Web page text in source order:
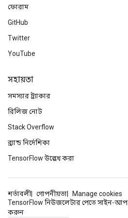
ফোরাম
GitHub
Twitter
YouTube
সহায়তা
সমস্যার ট্র্যাকার
রিলিজ নোট
Stack Overflow
ব্র্যান্ড নির্দেশিকা
TensorFlow উল্লেখ করা
শর্তাবলী গোপনীয়তা
Manage cookies
TensorFlow নিউজলেটার পেতে সাইন-আপ
করুন